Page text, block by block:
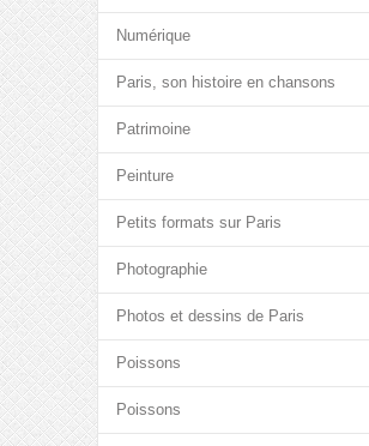
Numérique
Paris, son histoire en chansons
Patrimoine
Peinture
Petits formats sur Paris
Photographie
Photos et dessins de Paris
Poissons
Poissons